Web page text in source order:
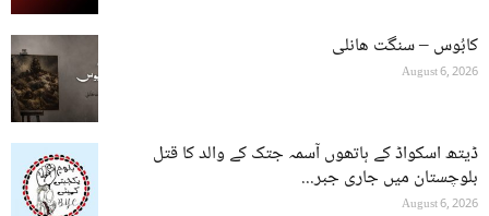
کابُوس – سنگت ھانلی
August 6, 2026
ڈیتھ اسکواڈ کے ہاتھوں آسمہ جتک کے والد کا قتل
بلوچستان میں جاری جبر...
August 6, 2026